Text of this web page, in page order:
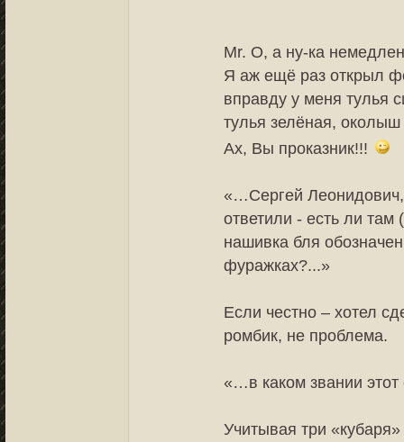
Mr. O, а ну-ка
Я аж ещё раз открыл
вправду у меня тулья
тулья зелёная, околыш
Ах, Вы проказник!!!
«…Сергей
ответили - есть ли там
нашивка бля
фуражках?...»
Если честно – хотел
ромбик, не проблема.
«…в каком звании
Учитывая три